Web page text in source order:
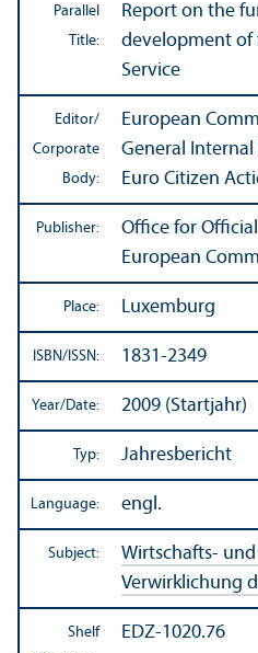
Parallel
Title:
Report on the
development of
Service
Editor/
Corporate
Body:
European
General Internal
Euro Citizen
Publisher:
Office for
European
Place: Luxemburg
ISBN/ISSN: 1831-2349
Year/Date: 2009 (Startjahr)
Typ: Jahresbericht
Language: engl.
Subject: Wirtschafts-
Verwirklichung
Shelf
EDZ-1020.76